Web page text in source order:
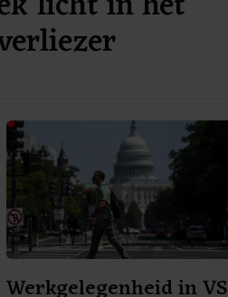
Werkgelegenheid in VS